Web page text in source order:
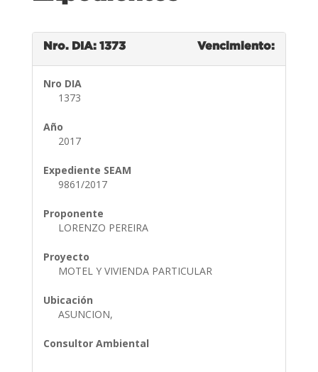
Nro. DIA: 1373 Vencimiento:
Nro DIA
1373
Año
2017
Expediente SEAM
9861/2017
Proponente
LORENZO PEREIRA
Proyecto
MOTEL Y VIVIENDA PARTICULAR
Ubicación
ASUNCION,
Consultor Ambiental